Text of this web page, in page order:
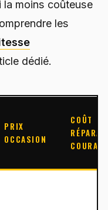
la moins coûteuse
les
dédié.
PRIX
OCCASION
COÛT